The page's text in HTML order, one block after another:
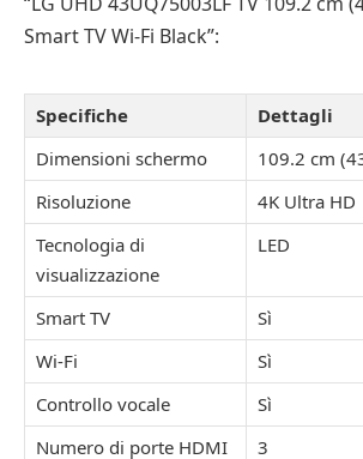
Smart TV Wi-Fi Black”:
Specifiche
Dettagli
Dimensioni schermo
109.2 cm
Risoluzione
4K Ultra HD
Tecnologia di
visualizzazione
LED
Smart TV
Sì
Wi-Fi
Sì
Controllo vocale
Sì
Numero di porte HDMI
3